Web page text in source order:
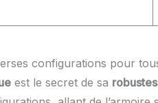
configurations pour
est le secret de sa